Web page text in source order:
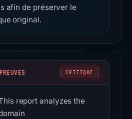
afin de préserver le
original.
CRITIQUE
report analyzes the